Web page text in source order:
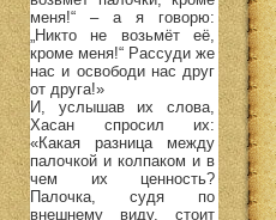
меня!“ – а я говорю:
„Никто не возьмёт её,
кроме меня!“ Рассуди же
нас и освободи нас друг
от друга!»
И, услышав их слова,
Хасан спросил их:
«Какая разница между
палочкой и колпаком и в
чем их ценность?
Палочка, судя по
внешнему виду, стоит